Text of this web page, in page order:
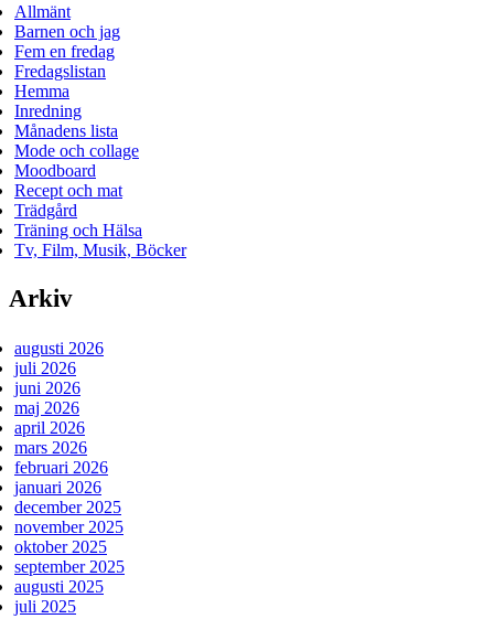
Allmänt
Barnen och jag
Fem en fredag
Fredagslistan
Hemma
Inredning
Månadens lista
Mode och collage
Moodboard
Recept och mat
Trädgård
Träning och Hälsa
Tv, Film, Musik, Böcker
Arkiv
augusti 2026
juli 2026
juni 2026
maj 2026
april 2026
mars 2026
februari 2026
januari 2026
december 2025
november 2025
oktober 2025
september 2025
augusti 2025
juli 2025